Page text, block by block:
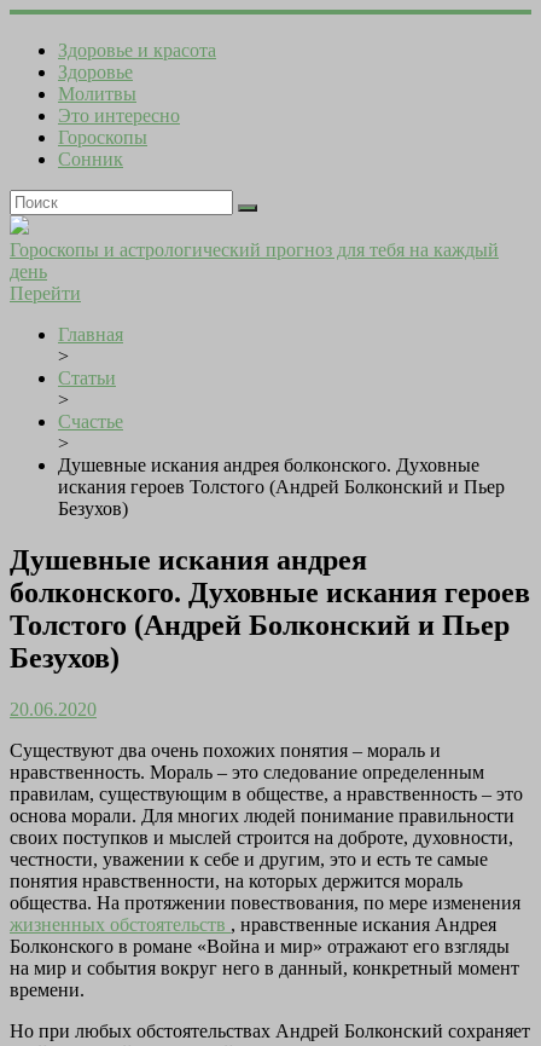
Здоровье и красота
Здоровье
Молитвы
Это интересно
Гороскопы
Сонник
Гороскопы и астрологический прогноз для тебя на каждый
день
Перейти
Главная
>
Статьи
>
Счастье
>
Душевные искания андрея болконского. Духовные
искания героев Толстого (Андрей Болконский и Пьер
Безухов)
Душевные искания андрея
болконского. Духовные искания героев
Толстого (Андрей Болконский и Пьер
Безухов)
20.06.2020
Существуют два очень похожих понятия – мораль и
нравственность. Мораль – это следование определенным
правилам, существующим в обществе, а нравственность – это
основа морали. Для многих людей понимание правильности
своих поступков и мыслей строится на доброте, духовности,
честности, уважении к себе и другим, это и есть те самые
понятия нравственности, на которых держится мораль
общества. На протяжении повествования, по мере изменения
жизненных обстоятельств , нравственные искания Андрея
Болконского в романе «Война и мир» отражают его взгляды
на мир и события вокруг него в данный, конкретный момент
времени.
Но при любых обстоятельствах Андрей Болконский сохраняет